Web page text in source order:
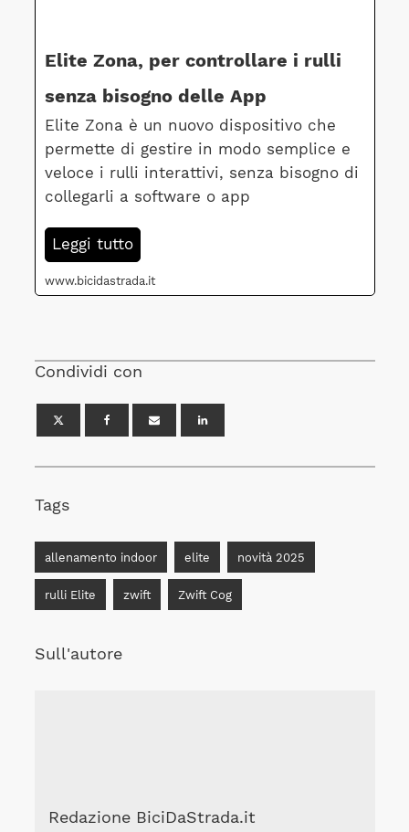
Elite Zona, per controllare i rulli
senza bisogno delle App
Elite Zona è un nuovo dispositivo che
permette di gestire in modo semplice e
veloce i rulli interattivi, senza bisogno di
collegarli a software o app
Leggi tutto
www.bicidastrada.it
Condividi con
Tags
allenamento indoor elite novità 2025
rulli Elite zwift Zwift Cog
Sull'autore
Redazione BiciDaStrada.it